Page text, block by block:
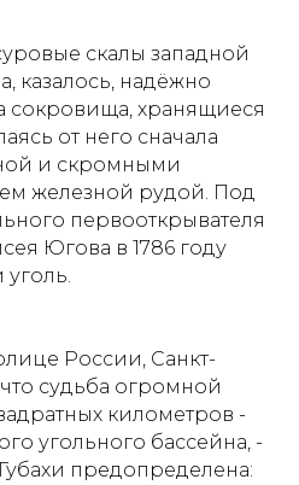
скалы западной
казалось, надёжно
сокровища, хранящиеся
от него сначала
и скромными
железной рудой. Под
первооткрывателя
Югова в 1786 году
России, Санкт-
судьба огромной
километров -
угольного бассейна, -
предопределена: